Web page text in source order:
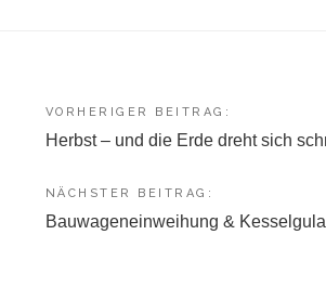
Beitragsnavigation
VORHERIGER BEITRAG:
Herbst – und die Erde dreht sich
NÄCHSTER BEITRAG:
Bauwageneinweihung &